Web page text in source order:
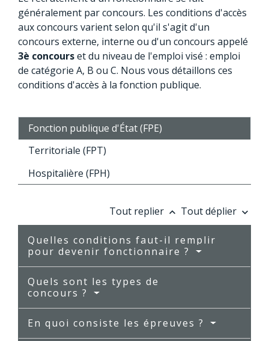
généralement par concours. Les conditions d'accès
aux concours varient selon qu'il s'agit d'un
concours externe, interne ou d'un concours appelé
3è concourset du niveau de l'emploi visé : emploi
de catégorie A, B ou C. Nous vous détaillons ces
conditions d'accès à la fonction publique.
Fonction publique d'État (FPE)
Territoriale (FPT)
Hospitalière (FPH)
Tout replier keyboard_arrow_up Tout déplier keyboard_arrow_down
Quelles conditions faut-il remplir
pour devenir fonctionnaire ?
Quels sont les types de
concours ?
En quoi consiste les épreuves ?